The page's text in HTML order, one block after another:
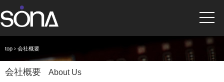
top › 会社概要
会社概要 About Us